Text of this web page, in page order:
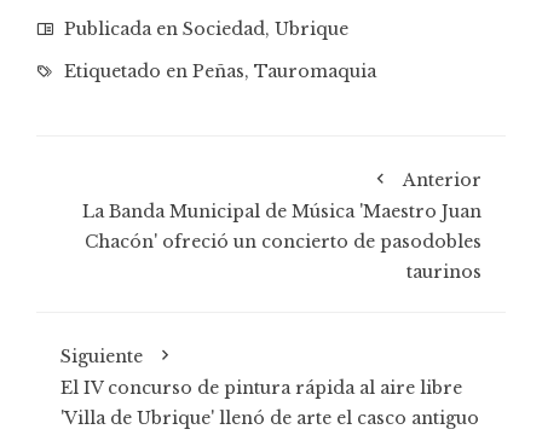
Publicada en Sociedad, Ubrique
Etiquetado en Peñas, Tauromaquia
Anterior
La Banda Municipal de Música 'Maestro Juan
Chacón' ofreció un concierto de pasodobles
taurinos
Siguiente
El IV concurso de pintura rápida al aire libre
'Villa de Ubrique' llenó de arte el casco antiguo